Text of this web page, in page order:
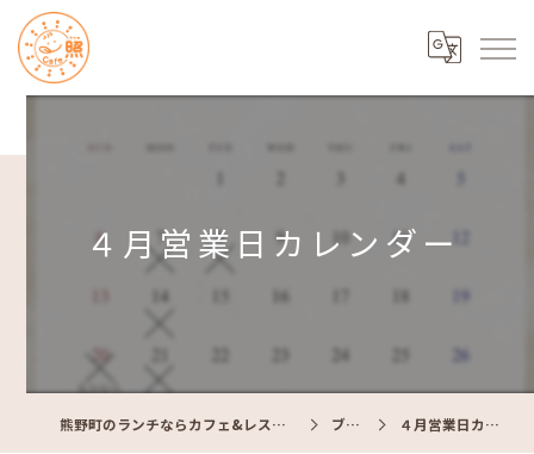
４月営業日カレンダー
熊野町のランチならカフェ&レストラン Cafe照 ブログ ４月営業日カレンダー